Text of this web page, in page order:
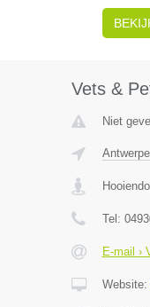
Vets &
Niet
Tel:
E-mail ›
Website: